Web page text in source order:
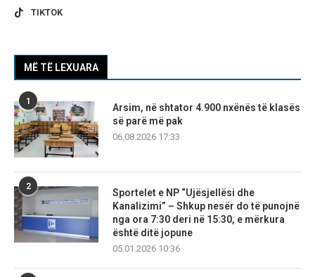
TIKTOK
MË TË LEXUARA
1
Arsim, në shtator 4.900 nxënës të klasës
së parë më pak
06.08.2026 17:33
2
Sportelet e NP “Ujësjellësi dhe
Kanalizimi” – Shkup nesër do të punojnë
nga ora 7:30 deri në 15:30, e mërkura
është ditë jopune
05.01.2026 10:36